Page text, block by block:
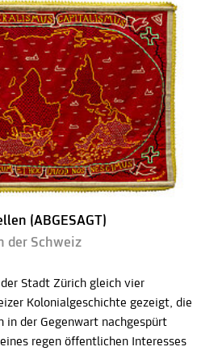
(ABGESAGT)
der Schweiz
Stadt Zürich gleich vier
Kolonialgeschichte gezeigt, die
in der Gegenwart nachgespürt
regen öffentlichen Interesses